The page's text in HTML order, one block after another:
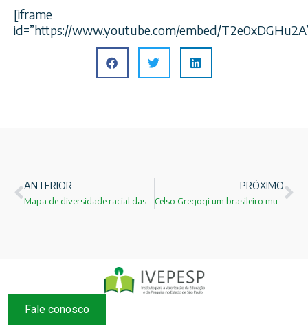
[iframe
id=”https://www.youtube.com/embed/
ANTERIOR PRÓXIMO
Fale conosco